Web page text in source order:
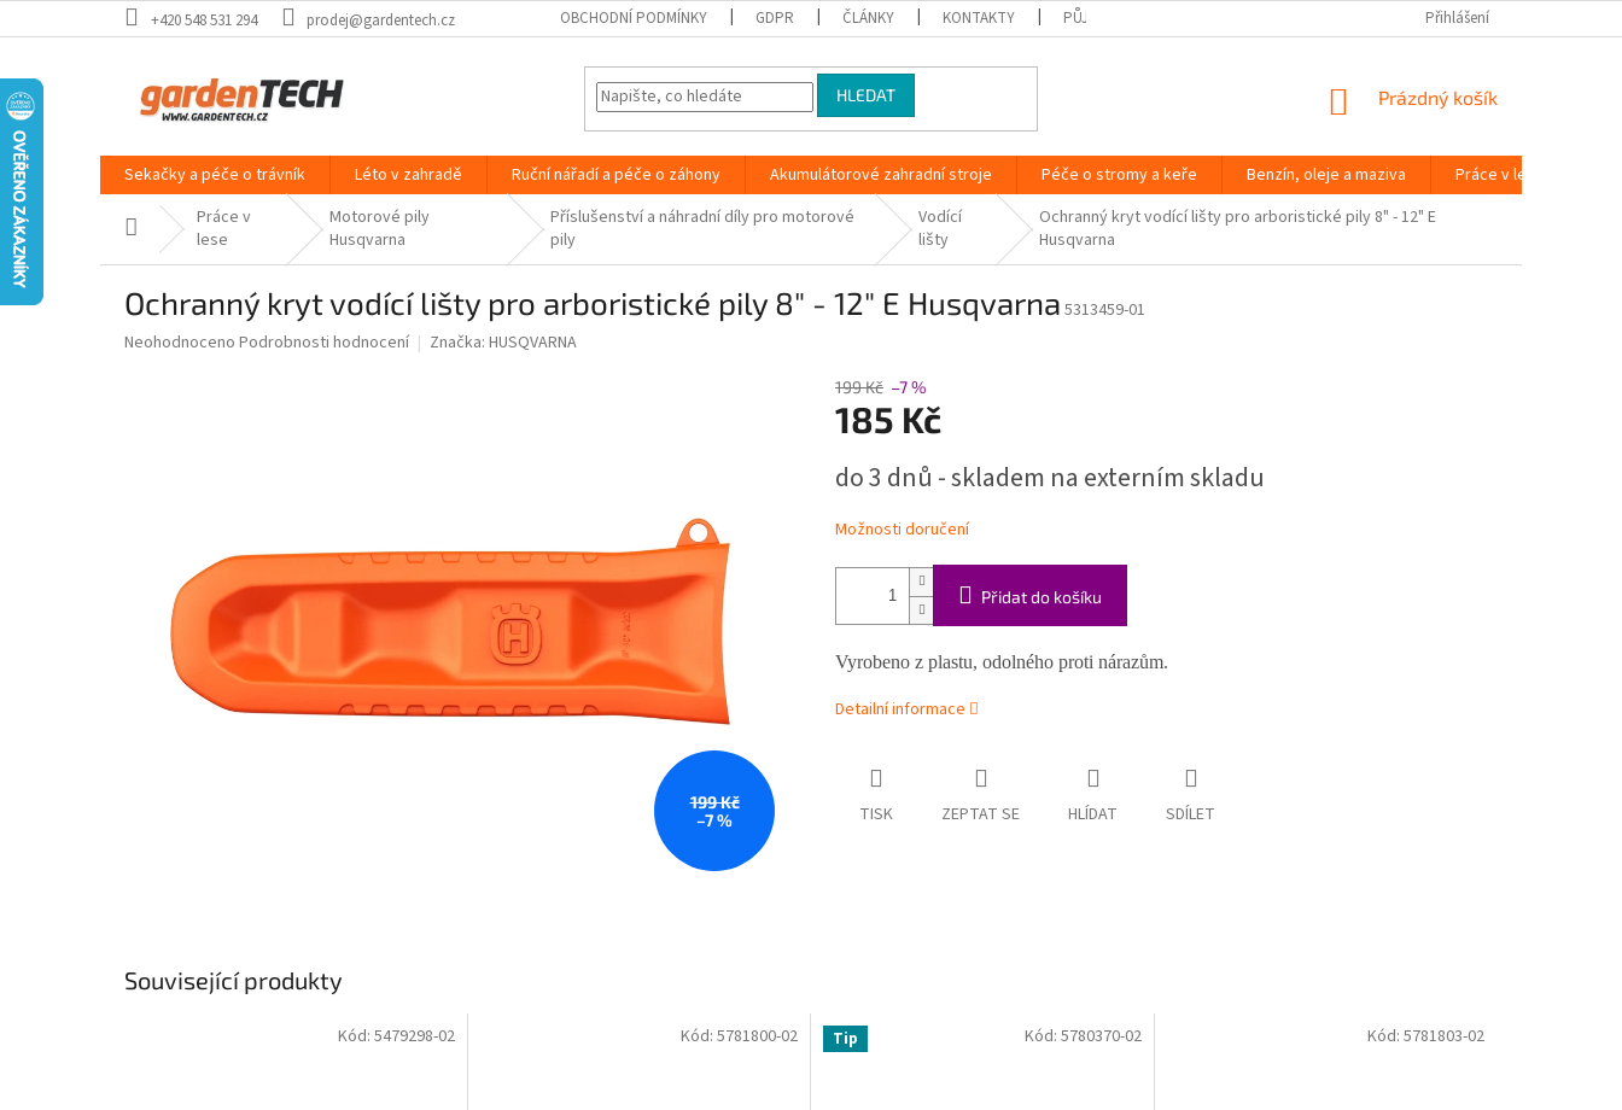
na
+420 548 531 294 prodej@gardentech.cz OBCHODNÍ PODMÍNKY GDPR ČLÁNKY KONTAKTY PŮJČOVNA ZAHRADNÍ TECHNIKY BRNO SLOVNÍK POJMŮ
Přihlášení
HLEDAT
NÁKUPNÍ
Prázdný košík
Sekačky a péče o trávník Léto v zahradě Ruční nářadí a péče o záhony Akumulátorové zahradní stroje Péče o stromy a keře Benzín, oleje a maziva Práce v lese
Domů Práce v
lese
Motorové pily
Husqvarna
Příslušenství a náhradní díly pro motorové
pily
Vodící
lišty
Ochranný kryt vodící lišty pro arboristické pily 8" - 12" E
Husqvarna
Ochranný kryt vodící lišty pro arboristické pily 8" - 12" E Husqvarna 5313459-01
Průměrné
Neohodnoceno Podrobnosti hodnocení Značka: HUSQVARNA
199 Kč
–7 %
199 Kč –7 %
185 Kč
cena:
do 3 dnů - skladem na externím skladu
Možnosti doručení
Přidat do košíku
Vyrobeno z plastu, odolného proti nárazům.
Detailní informace
TISK ZEPTAT SE HLÍDAT SDÍLET
Související produkty
Kód: 5479298-02 Kód: 5781800-02 Tip Kód: 5780370-02 Kód: 5781803-02